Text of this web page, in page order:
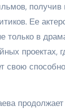
получив
Ее
только в
проектах,
свою
продолжает